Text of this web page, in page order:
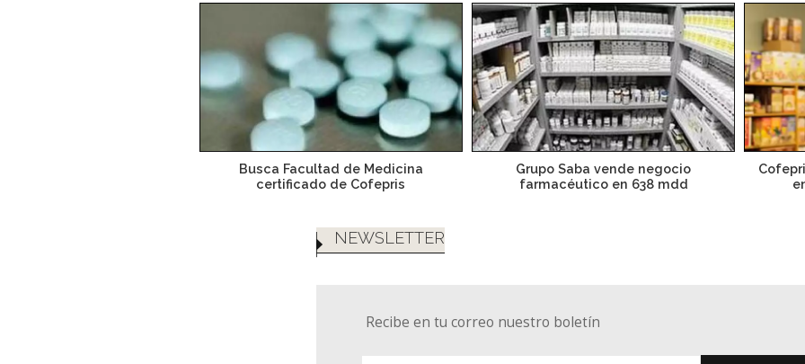
Busca Facultad de Medicina
certificado de Cofepris
Grupo Saba vende negocio
farmacéutico en 638 mdd
NEWSLETTER
Recibe en tu correo nuestro boletín